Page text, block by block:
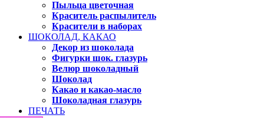
Пыльца цветочная
Краситель распылитель
Красители в наборах
ШОКОЛАД, КАКАО
Декор из шоколада
Фигурки шок. глазурь
Велюр шоколадный
Шоколад
Какао и какао-масло
Шоколадная глазурь
ПЕЧАТЬ